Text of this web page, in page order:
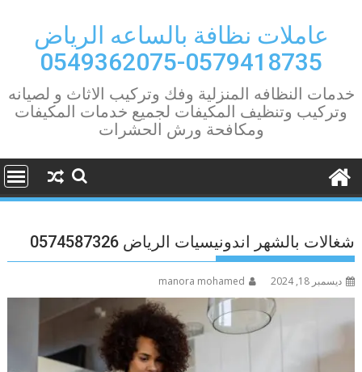
contentعاملات نظافة بالساعه الرياض
0579418735-0549362075
خدمات النظافه المنزلية وفك وتركيب الاثاث و لصيانه
وتركيب وتنظيف المكيفات لجميع خدمات المكيفات
ومكافحة ورش الحشرات
شغالات بالشهر اندونيسيات الرياض 0574587326
ديسمبر 18, 2024 manora mohamed